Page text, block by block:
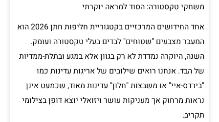
משחקי טקסטורה: הסוד למראה יוקרתי
אחד החידושים המרכזיים בקטגוריית חליפות חתן 2026 הוא
המעבר מצבעים "שטוחים" לבדים בעלי טקסטורה ועומק.
השנה, היוקרה נמדדת לא רק בגוון אלא במגע ובתלת-ממדיות
של הבד. אנחנו רואים שילובים של אריגות עדינות כמו
"בירדס-איי" או משבצות "חלון" עדינות מאוד, שכמעט אינן
נראות מרחוק אך מעניקות עושר ויזואלי יוצא דופן בצילומי
תקריב.